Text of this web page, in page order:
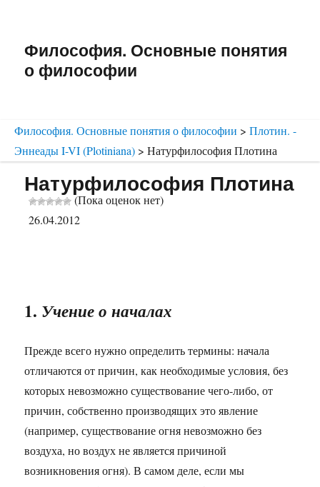
Философия. Основные понятия
о философии
Философия. Основные понятия о философии > Плотин. -
Эннеады I-VI (Plotiniana) > Натурфилософия Плотина
Натурфилософия Плотина
(Пока оценок нет)
26.04.2012
1. Учение о началах
Прежде всего нужно определить термины: начала
отличаются от причин, как необходимые условия, без
которых невозможно существование чего-либо, от
причин, собственно производящих это явление
(например, существование огня невозможно без
воздуха, но воздух не является причиной
возникновения огня). В самом деле, если мы